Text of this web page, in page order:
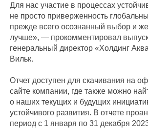
Для нас участие в процессах
не просто приверженность
прежде всего осознанный выбор и
лучше», — прокомментировал выпуск
генеральный директор «Холдинг
Вильк.
Отчет доступен для скачивания на
сайте компании, где также можно
о наших текущих и будущих
устойчивого развития. В отчете
период с 1 января по 31 декабря